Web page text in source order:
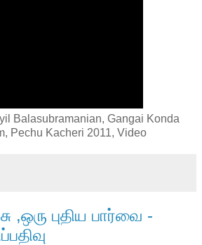
Balasubramanian, Gangai Konda
Pechu Kacheri 2011, Video
,ஒரு புதிய பார்வை -